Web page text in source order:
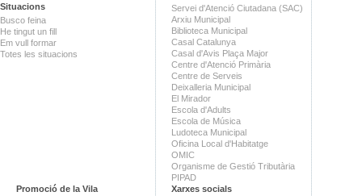
Situacions
Busco feina
He tingut un fill
Em vull formar
Totes les situacions
Servei d'Atenció Ciutadana (SAC)
Arxiu Municipal
Biblioteca Municipal
Casal Catalunya
Casal d'Avis Plaça Major
Centre d'Atenció Primària
Centre de Serveis
Deixalleria Municipal
El Mirador
Escola d'Adults
Escola de Música
Ludoteca Municipal
Oficina Local d'Habitatge
OMIC
Organisme de Gestió Tributària
PIPAD
Promoció de la Vila
Xarxes socials